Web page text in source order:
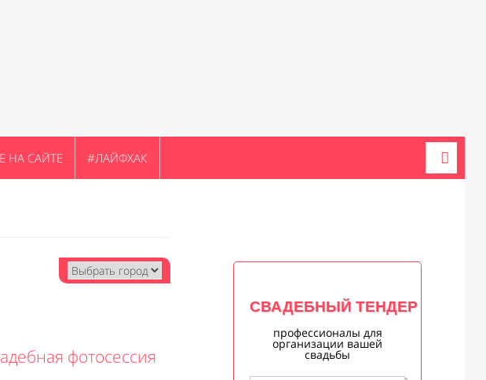
НА САЙТЕ #ЛАЙФХАК
фотосессия
СВАДЕБНЫЙ ТЕНДЕР
профессионалы для
организации вашей
свадьбы